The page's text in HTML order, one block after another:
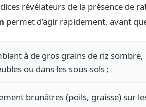
révélateurs de la présence de
permet d’agir rapidement, avant
à de gros grains de riz
ou dans les sous-sols ;
brunâtres (poils, graisse) sur